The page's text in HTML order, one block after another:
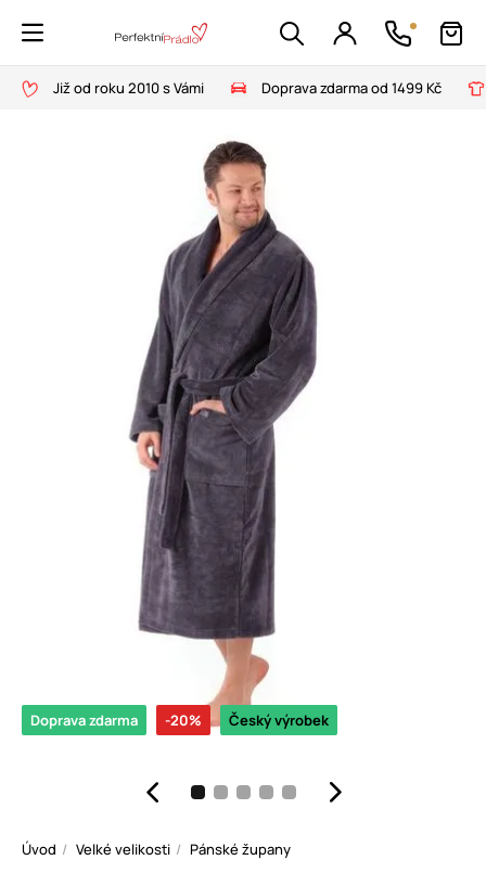
Již od roku 2010 s Vámi Doprava zdarma od 1499 Kč
Doprava zdarma -20% Český výrobek
Úvod Velké velikosti Pánské župany